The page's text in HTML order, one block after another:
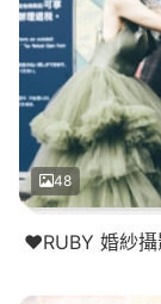
48